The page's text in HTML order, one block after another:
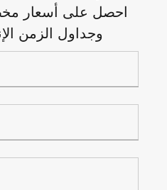
وجداول الزمن